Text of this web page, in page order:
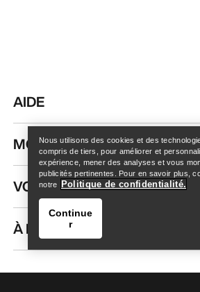
Trouver un magasin
AIDE
MON COMPTE
VOIR PLUS
À PROPOS DE NOUS
Nous utilisons des cookies et des
compris de tiers, pour améliorer et
expérience, mener des analyses et vous
publicités pertinentes. Pour en savoir plus,
notre
Politique de confidentialité.
Continue
r